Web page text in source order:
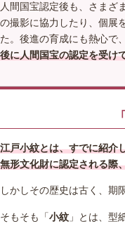
人間国宝認定後も、さまざ
の撮影に協力したり、個展
た。後進の育成にも熱心で、
後に人間国宝の認定を受け
江戸小紋とは、すでに紹介
無形文化財に認定される際
しかしその歴史は古く、期
そもそも「小紋 」とは、型